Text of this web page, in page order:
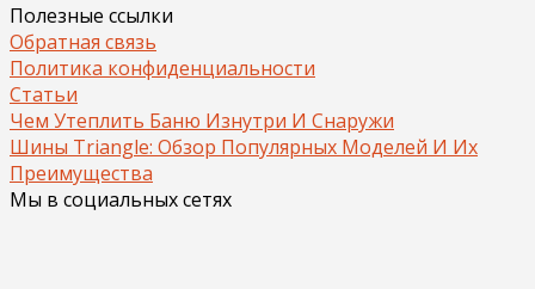
Полезные ссылки
Обратная связь
Политика конфиденциальности
Статьи
Чем Утеплить Баню Изнутри И Снаружи
Шины Triangle: Обзор Популярных Моделей И Их
Преимущества
Мы в социальных сетях